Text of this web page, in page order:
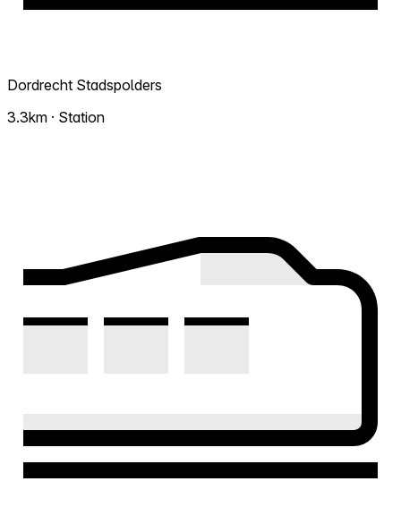
Dordrecht Stadspolders
3.3km · Station